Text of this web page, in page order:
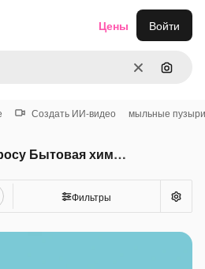
ОчиститьПоиск
Цены Войти
Создать ИИ-видео мыльные пузыри
Изображения По Запросу Бытовая химия
Фильтры